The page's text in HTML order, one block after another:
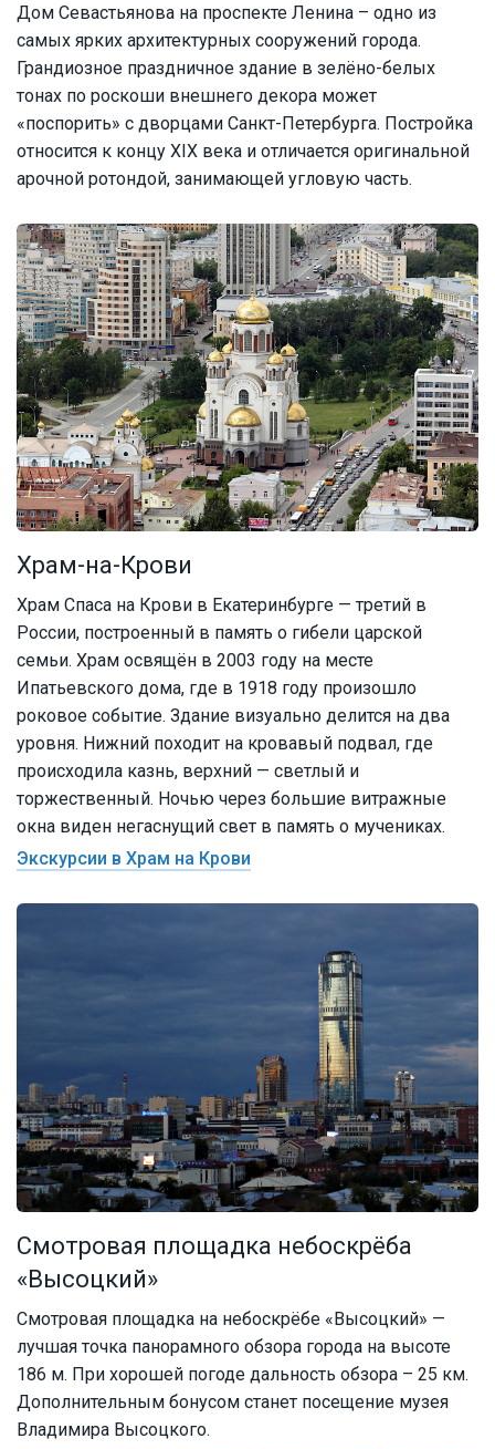
Дом Севастьянова на проспекте Ленина – одно из
самых ярких архитектурных сооружений города.
Грандиозное праздничное здание в зелёно-белых
тонах по роскоши внешнего декора может
«поспорить» с дворцами Санкт-Петербурга. Постройка
относится к концу XIX века и отличается оригинальной
арочной ротондой, занимающей угловую часть.
Храм-на-Крови
Храм Спаса на Крови в Екатеринбурге — третий в
России, построенный в память о гибели царской
семьи. Храм освящён в 2003 году на месте
Ипатьевского дома, где в 1918 году произошло
роковое событие. Здание визуально делится на два
уровня. Нижний походит на кровавый подвал, где
происходила казнь, верхний — светлый и
торжественный. Ночью через большие витражные
окна виден негаснущий свет в память о мучениках.
Экскурсии в Храм на Крови
Смотровая площадка небоскрёба
«Высоцкий»
Смотровая площадка на небоскрёбе «Высоцкий» —
лучшая точка панорамного обзора города на высоте
186 м. При хорошей погоде дальность обзора – 25 км.
Дополнительным бонусом станет посещение музея
Владимира Высоцкого.